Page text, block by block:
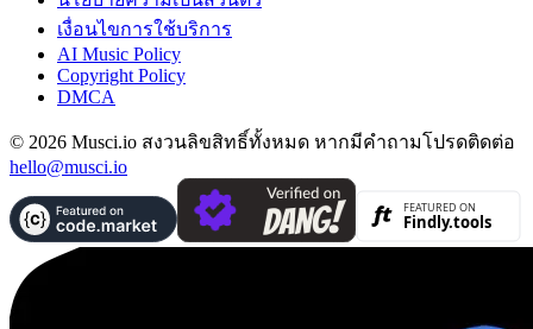
เงื่อนไขการใช้บริการ
AI Music Policy
Copyright Policy
DMCA
© 2026 Musci.io สงวนลิขสิทธิ์ทั้งหมด หากมีคำถามโปรดติดต่อ
hello@musci.io